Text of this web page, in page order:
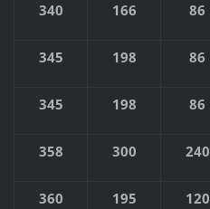
340 166 86
345 198 86
345 198 86
358 300 240
360 195 120